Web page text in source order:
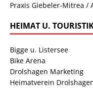
Praxis Giebeler-Mitrea /
HEIMAT U.
Bigge u. Listersee
Bike Arena
Drolshagen Marketing
Heimatverein